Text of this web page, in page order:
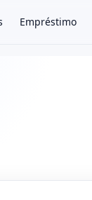
Empréstimo